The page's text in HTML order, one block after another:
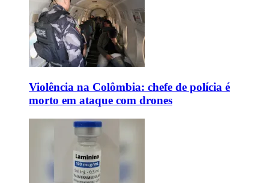
Violência na Colômbia: chefe de polícia é
morto em ataque com drones